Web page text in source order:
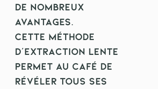
de nombreux
avantages.
Cette méthode
d'extraction lente
permet au café de
révéler tous ses